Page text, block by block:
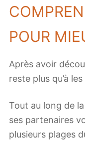
POUR
Après avoir
reste plus qu’à
Tout au long de
ses partenaires
plusieurs plages